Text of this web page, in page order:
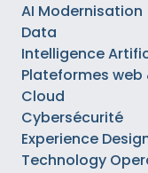
AI Modernisation
Data
Intelligence
Plateformes
Cloud
Cybersécurité
Experience
Technology